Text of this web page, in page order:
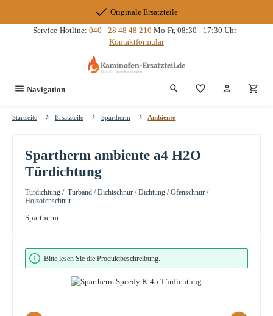
Originale Ersatzteile
Service-Hotline: 040 - 28 48 48 210 Mo-Fr, 08:30 - 17:30 Uhr |
Kontaktformular
Navigation Du hast 0
Startseite Ersatzteile Spartherm Ambiente
Spartherm ambiente a4 H2O
Türdichtung
Türdichtung / Türband / Dichtschnur / Dichtung / Ofenschnur /
Holzofenschnur
Spartherm
Bildergalerie überspringen
Bitte lesen Sie die Produktbeschreibung.